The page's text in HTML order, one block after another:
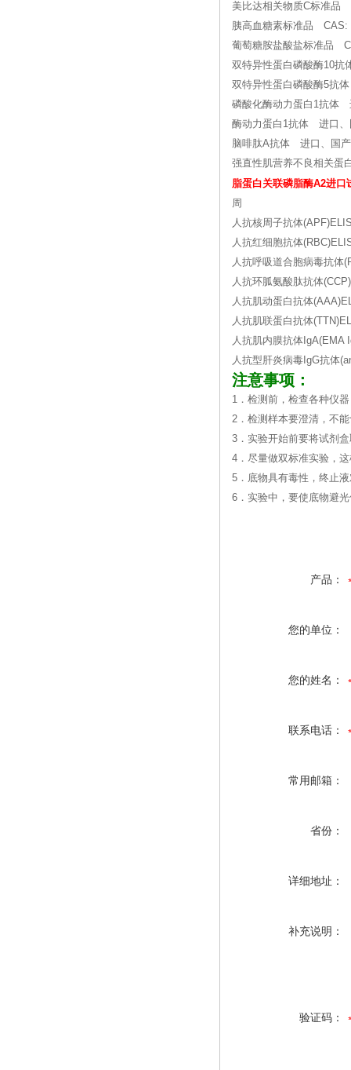
美比达相关物质C标
胰高血糖素标准品
葡萄糖胺盐酸盐标准品
双特异性蛋白磷酸酶10
双特异性蛋白磷酸酶5抗
磷酸化酶动力蛋白1抗体
酶动力蛋白1抗体 进口、
脑啡肽A抗体 进口、国产
强直性肌营养不良相关
脂蛋白关联磷脂酶A2进口
周
人抗核周子抗体
人抗红细胞抗体
人抗呼吸道合胞病毒抗体
人抗环胍氨酸肽抗体
人抗肌动蛋白抗体
人抗肌联蛋白抗体
人抗肌内膜抗体IgA(EMA
人抗型肝炎病毒IgG抗体
注意事项：
1．检测前，检查各种仪
2．检测样本要澄清，不
3．实验开始前要将试剂
4．尽量做双标准实验，
5．底物具有毒性，终止
6．实验中，要使底物避
产品：
您的单位：
您的姓名：
联系电话：
常用邮箱：
省份：
详细地址：
补充说明：
验证码：